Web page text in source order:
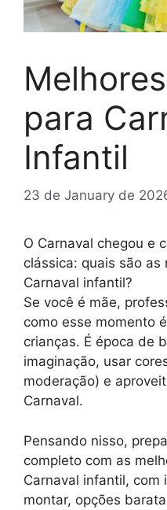
para
Infantil
23 de January de
O Carnaval chegou e
clássica: quais são
Carnaval infantil?
Se você é mãe,
como esse momento
crianças. É época de
imaginação, usar
moderação) e
Carnaval.
Pensando nisso,
completo com as
Carnaval infantil, com
montar, opções